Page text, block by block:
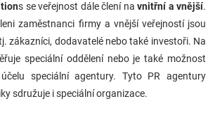
s se veřejnost dále člení navnitřní a vnější.
zaměstnanci firmy a vnější veřejností jsou
zákazníci, dodavatelé nebo také investoři. Na
speciální oddělení nebo je také možnost
speciální agentury. Tyto PR agentury
sdružuje i speciální organizace.